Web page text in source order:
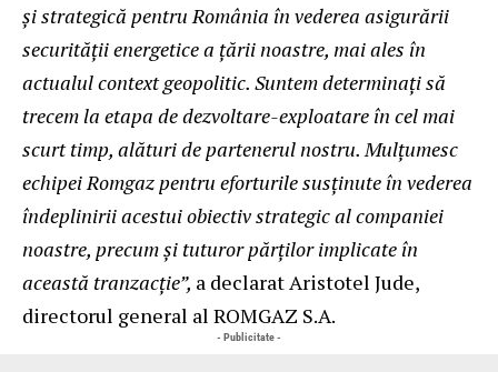
și strategică pentru România în vederea asigurării
securității energetice a țării noastre, mai ales în
actualul context geopolitic. Suntem determinați să
trecem la etapa de dezvoltare-exploatare în cel mai
scurt timp, alături de partenerul nostru. Mulțumesc
echipei Romgaz pentru eforturile susținute în vederea
îndeplinirii acestui obiectiv strategic al companiei
noastre, precum și tuturor părților implicate în
această tranzacție”, a declarat Aristotel Jude,
directorul general al ROMGAZ S.A.
- Publicitate -